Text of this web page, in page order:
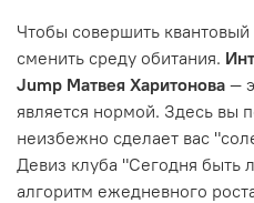
Чтобы совершить
сменить среду обитания.
Jump Матвея Харитонова —
является нормой. Здесь вы
неизбежно сделает вас
Девиз клуба "Сегодня быть
алгоритм ежедневного